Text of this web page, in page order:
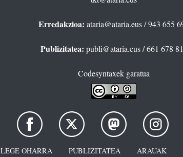
Erredakzioa: ataria@ataria.eus/ 943 655
Publizitatea: publi@ataria.eus/ 661 678
Codesyntaxek garatua
LEGE OHARRA PUBLIZITATEA ARAUAK